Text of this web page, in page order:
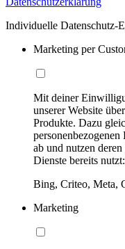
Individuelle Datenschutz-
Marketing per
Mit deiner
unserer Website
Produkte. Dazu
ab und nutzen
Dienste bereits nutzt:
Bing, Criteo, Meta,
Marketing